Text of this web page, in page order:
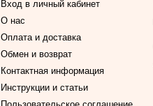
Вход в личный кабинет
О нас
Оплата и доставка
Обмен и возврат
Контактная информация
Инструкции и статьи